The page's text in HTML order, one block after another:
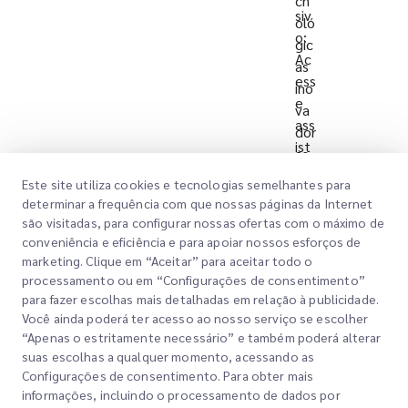
siv
o:
Ac
ess
e
ass
ist
cia
ins
tan
tân
ea
por
me
io
de
no
oló
gic
as
ino
va
dor
as.
Este site utiliza cookies e tecnologias semelhantes para
determinar a frequência com que nossas páginas da Internet
são visitadas, para configurar nossas ofertas com o máximo de
conveniência e eficiência e para apoiar nossos esforços de
marketing. Clique em “Aceitar” para aceitar todo o
processamento ou em “Configurações de consentimento”
para fazer escolhas mais detalhadas em relação à publicidade.
Você ainda poderá ter acesso ao nosso serviço se escolher
“Apenas o estritamente necessário” e também poderá alterar
suas escolhas a qualquer momento, acessando as
Configurações de consentimento. Para obter mais
informações, incluindo o processamento de dados por